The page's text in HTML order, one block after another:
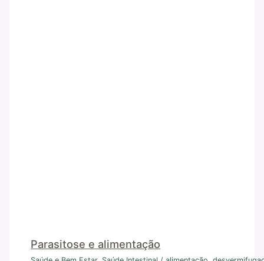
Parasitose e alimentação